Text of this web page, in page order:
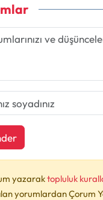
yazaraktopluluk
yorumlardan Çorum